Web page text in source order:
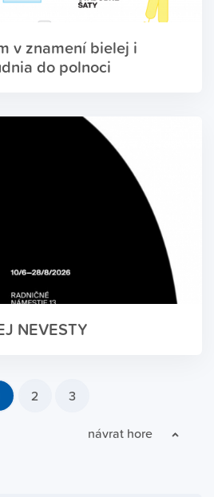
v znamení bielej i
do polnoci
NEVESTY
2
3
návrat hore